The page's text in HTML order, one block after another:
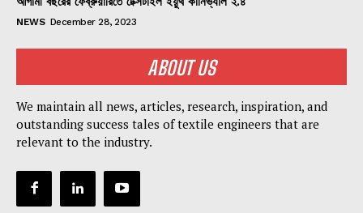
NEWS December 28, 2023
ABOUT US
We maintain all news, articles, research, inspiration, and
outstanding success tales of textile engineers that are
relevant to the industry.